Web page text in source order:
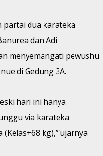
partai dua karateka
dan Adi
menyemangati pewushu
di Gedung 3A.
hari ini hanya
via karateka
kg),”‘ujarnya.